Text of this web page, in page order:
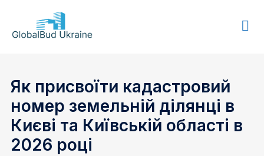
GLOBALBUD
Як присвоїти кадастровий
номер земельній ділянці в
Києві та Київській області в
2026 році